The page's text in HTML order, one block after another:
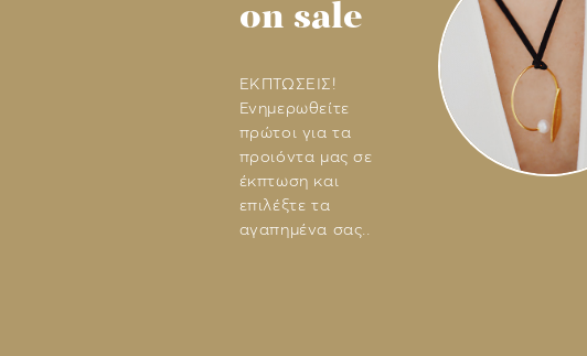
on sale
ΕΚΠΤΩΣΕΙΣ!
Ενημερωθείτε
πρώτοι για τα
προιόντα μας σε
έκπτωση και
επιλέξτε τα
αγαπημένα σας..